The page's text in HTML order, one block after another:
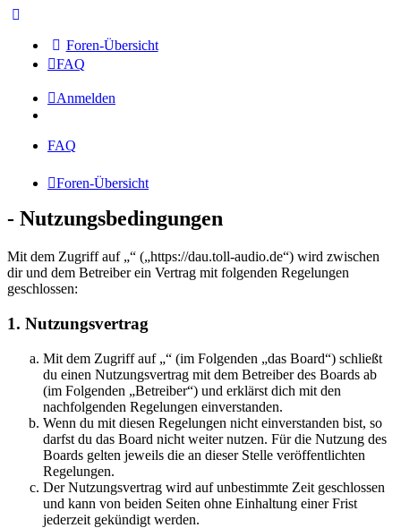
Foren-Übersicht
FAQ
Anmelden
FAQ
Foren-Übersicht
- Nutzungsbedingungen
Mit dem Zugriff auf „“ („https://dau.toll-audio.de“) wird zwischen
dir und dem Betreiber ein Vertrag mit folgenden Regelungen
geschlossen:
1. Nutzungsvertrag
Mit dem Zugriff auf „“ (im Folgenden „das Board“) schließt
du einen Nutzungsvertrag mit dem Betreiber des Boards ab
(im Folgenden „Betreiber“) und erklärst dich mit den
nachfolgenden Regelungen einverstanden.
Wenn du mit diesen Regelungen nicht einverstanden bist, so
darfst du das Board nicht weiter nutzen. Für die Nutzung des
Boards gelten jeweils die an dieser Stelle veröffentlichten
Regelungen.
Der Nutzungsvertrag wird auf unbestimmte Zeit geschlossen
und kann von beiden Seiten ohne Einhaltung einer Frist
jederzeit gekündigt werden.